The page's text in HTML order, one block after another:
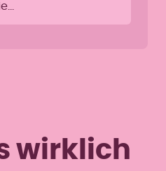
wirklich